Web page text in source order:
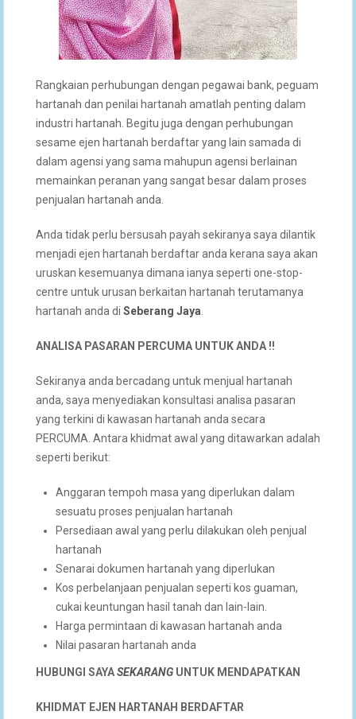
Rangkaian perhubungan dengan pegawai bank, peguam
hartanah dan penilai hartanah amatlah penting dalam
industri hartanah. Begitu juga dengan perhubungan
sesame ejen hartanah berdaftar yang lain samada di
dalam agensi yang sama mahupun agensi berlainan
memainkan peranan yang sangat besar dalam proses
penjualan hartanah anda.
Anda tidak perlu bersusah payah sekiranya saya dilantik
menjadi ejen hartanah berdaftar anda kerana saya akan
uruskan kesemuanya dimana ianya seperti one-stop-
centre untuk urusan berkaitan hartanah terutamanya
hartanah anda di Seberang Jaya
ANALISA PASARAN PERCUMA UNTUK ANDA !!
Sekiranya anda bercadang untuk menjual hartanah
anda, saya menyediakan konsultasi analisa pasaran
yang terkini di kawasan hartanah anda secara
PERCUMA. Antara khidmat awal yang ditawarkan adalah
seperti berikut:
Anggaran tempoh masa yang diperlukan dalam
sesuatu proses penjualan hartanah
Persediaan awal yang perlu dilakukan oleh penjual
hartanah
Senarai dokumen hartanah yang diperlukan
Kos perbelanjaan penjualan seperti kos guaman,
cukai keuntungan hasil tanah dan lain-lain.
Harga permintaan di kawasan hartanah anda
Nilai pasaran hartanah anda
HUBUNGI SAYASEKARANG UNTUK MENDAPATKAN
KHIDMAT EJEN HARTANAH BERDAFTAR